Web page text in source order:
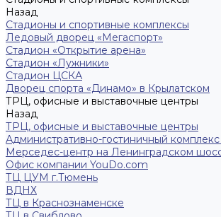
Назад
Стадионы и спортивные комплексы
Ледовый дворец «Мегаспорт»
Стадион «Открытие арена»
Стадион «Лужники»
Стадион ЦСКА
Дворец спорта «Динамо» в Крылатском
ТРЦ, офисные и выставочные центры
Назад
ТРЦ, офисные и выставочные центры
Административно-гостиничный комплекс
Мерседес-центр на Ленинградском
Офис компании YouDo.com
ТЦ ЦУМ г.Тюмень
ВДНХ
ТЦ в Краснознаменске